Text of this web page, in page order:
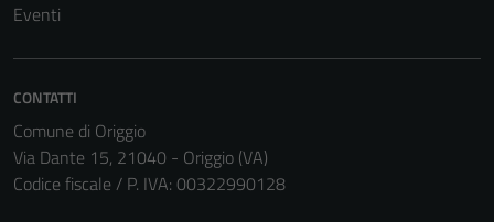
Eventi
CONTATTI
Comune di Origgio
Via Dante 15, 21040 - Origgio (VA)
Codice fiscale / P. IVA: 00322990128